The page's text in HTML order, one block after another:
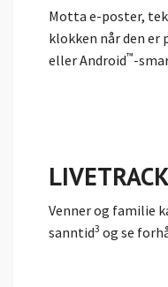
Motta e-poster,
klokken når den er
eller Android™-
Venner og familie
sanntid3 og se